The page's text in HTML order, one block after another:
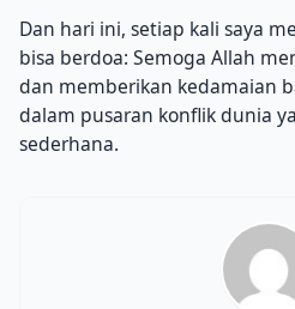
Dan hari ini, setiap kali saya
bisa berdoa: Semoga Allah
dan memberikan kedamaian
dalam pusaran konflik dunia
sederhana.